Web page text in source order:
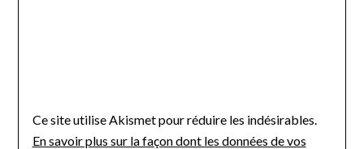
Ce site utilise Akismet pour réduire les indésirables.
En savoir plus sur la façon dont les données de vos